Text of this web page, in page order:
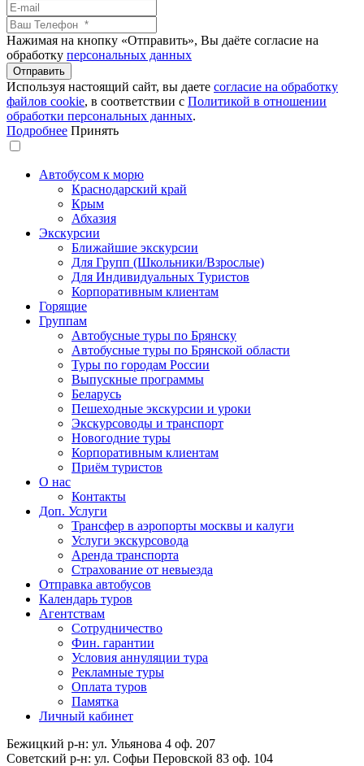
Нажимая на кнопку «Отправить», Вы даёте согласие на
обработку персональных данных
Используя настоящий сайт, вы даете согласие на обработку
файлов сookie, в соответствии с Политикой в отношении
обработки персональных данных.
Подробнее Принять
Автобусом к морю
Краснодарский край
Крым
Абхазия
Экскурсии
Ближайшие экскурсии
Для Групп (Школьники/Взрослые)
Для Индивидуальных Туристов
Корпоративным клиентам
Горящие
Группам
Автобусные туры по Брянску
Автобусные туры по Брянской области
Туры по городам России
Выпускные программы
Беларусь
Пешеходные экскурсии и уроки
Экскурсоводы и транспорт
Новогодние туры
Корпоративным клиентам
Приём туристов
О нас
Контакты
Доп. Услуги
Трансфер в аэропорты москвы и калуги
Услуги экскурсовода
Аренда транспорта
Страхование от невыезда
Отправка автобусов
Календарь туров
Агентствам
Сотрудничество
Фин. гарантии
Условия аннуляции тура
Рекламные туры
Оплата туров
Памятка
Личный кабинет
Бежицкий р-н: ул. Ульянова 4 оф. 207
Советский р-н: ул. Софьи Перовской 83 оф. 104